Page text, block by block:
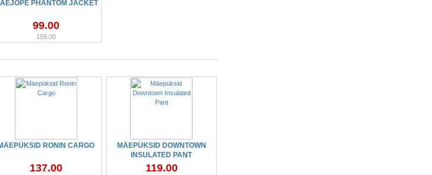
PHANTOM JACKET
99.00
159.00
RONIN CARGO
137.00
MÄEPÜKSID DOWNTOWN
INSULATED PANT
119.00